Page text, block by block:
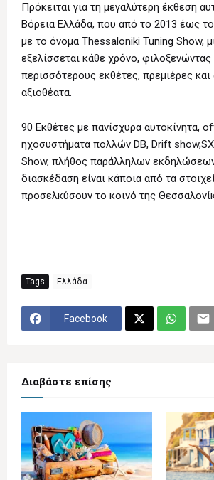
Πρόκειται για τη μεγαλύτερη έκθεση
Βόρεια Ελλάδα, που από το 2013 έως
με το όνομα Thessaloniki Tuning Show,
εξελίσσεται κάθε χρόνο, φιλοξενώντας
περισσότερους εκθέτες, πρεμιέρες και
αξιοθέατα.
90 Εκθέτες με πανίσχυρα αυτοκίνητα,
ηχοσυστήματα πολλών DB, Drift
Show, πλήθος παράλληλων
διασκέδαση είναι κάποια από τα
προσελκύσουν το κοινό της
Tags Ελλάδα
Facebook
Διαβάστε επίσης